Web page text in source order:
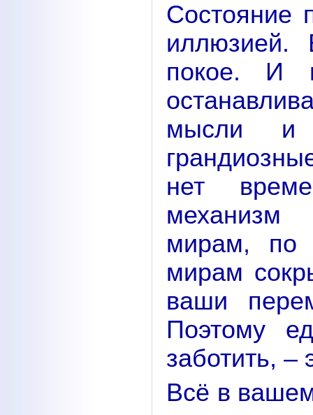
Состояние
иллюзией.
покое. И
мысли и
нет
мирам, по
мирам
ваши
Поэтому
заботить, –
Всё в